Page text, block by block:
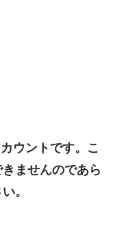
ウントです。こ
ませんのであら
。